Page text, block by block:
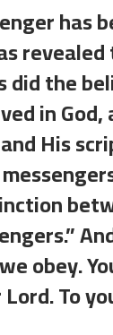
did the
in
and His
obey.
To